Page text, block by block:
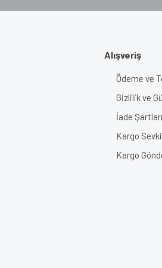
Alışveriş
Ödeme ve
Gizlilik ve
İade Şartları
Kargo
Kargo